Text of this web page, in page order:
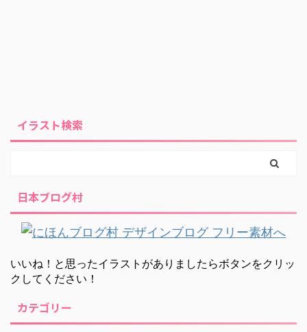
イラスト検索
日本ブログ村
いいね！と思ったイラストがありましたらボタンをクリッ
クしてください！
カテゴリー